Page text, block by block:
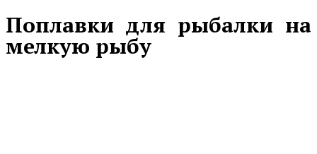
Поплавки для рыбалки на
мелкую рыбу